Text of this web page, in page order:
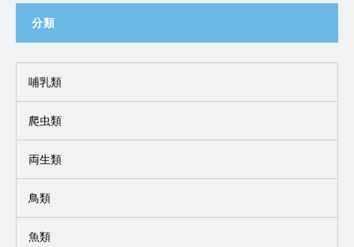
分類
哺乳類
爬虫類
両生類
鳥類
魚類